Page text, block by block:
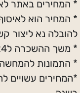
* המחירים באתר
* המחיר הוא
להובלה נא ליצור
* משך ההשכרה ל24 שעות.
* התמונות
*המחירים עשויים